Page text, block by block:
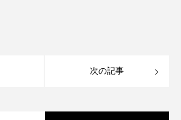
次の記事